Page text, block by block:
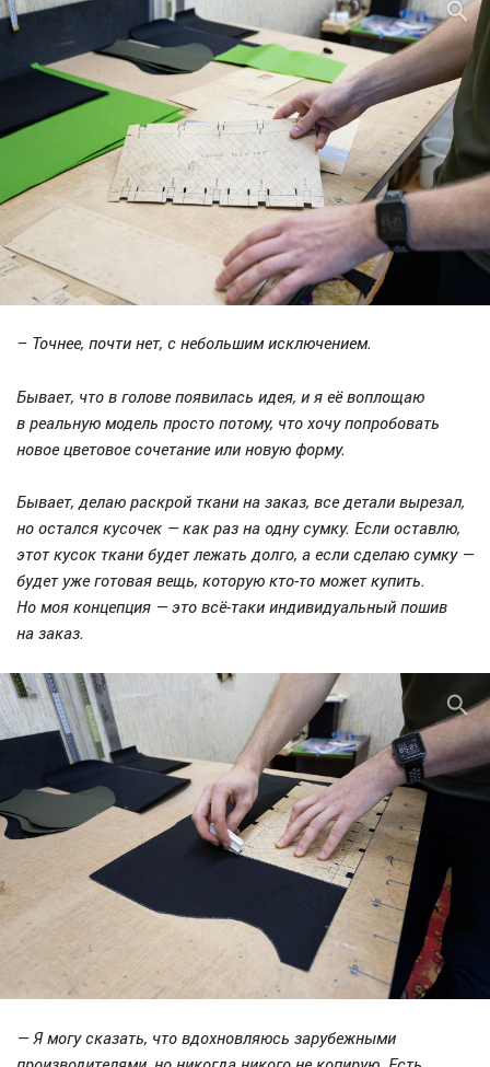
– Точнее, почти нет, с небольшим исключением.
Бывает, что в голове появилась идея, и я её воплощаю
в реальную модель просто потому, что хочу попробовать
новое цветовое сочетание или новую форму.
Бывает, делаю раскрой ткани на заказ, все детали вырезал,
но остался кусочек — как раз на одну сумку. Если оставлю,
этот кусок ткани будет лежать долго, а если сделаю сумку —
будет уже готовая вещь, которую кто-то может купить.
Но моя концепция — это всё-таки индивидуальный пошив
на заказ.
— Я могу сказать, что вдохновляюсь зарубежными